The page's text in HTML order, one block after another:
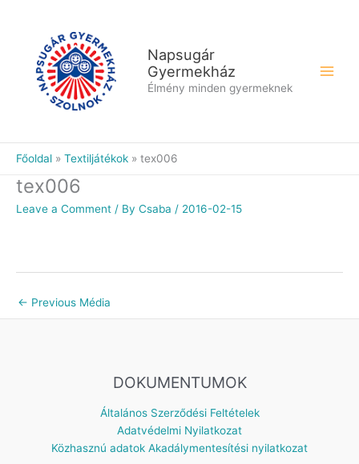
Napsugár
Gyermekház
Élmény minden gyermeknek
Főoldal Textiljátékok tex006
tex006
Leave a Comment / By Csaba / 2016-02-15
← Previous Média
DOKUMENTUMOK
Általános Szerződési Feltételek
Adatvédelmi Nyilatkozat
Közhasznú adatok Akadálymentesítési nyilatkozat